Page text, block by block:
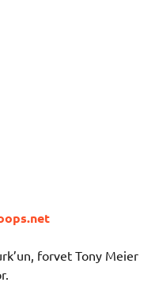
forvet Tony Meier